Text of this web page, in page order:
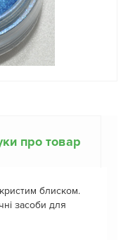
про товар
блиском.
засоби для